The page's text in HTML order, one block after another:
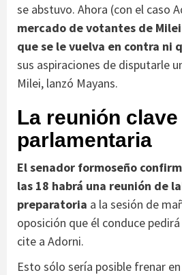
se abstuvo. Ahora (con el caso
mercado de votantes de
que se le vuelva en contra ni
sus aspiraciones de disputarle
Milei, lanzó Mayans.
La reunión
parlamentaria
El senador formoseño
las 18 habrá una reunión de
preparatoria a la sesión de
oposición que él conduce
cite a Adorni.
Esto sólo sería posible frenar